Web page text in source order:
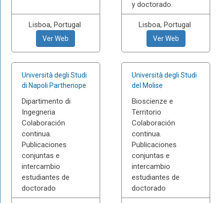
Lisboa, Portugal
Ver Web
y doctorado.
Lisboa, Portugal
Ver Web
Università degli Studi
di Napoli Parthenope
Dipartimento di
Ingegneria
Colaboración
continua.
Publicaciones
conjuntas e
intercambio
estudiantes de
doctorado
Università degli Studi
del Molise
Bioscienze e
Territorio
Colaboración
continua.
Publicaciones
conjuntas e
intercambio
estudiantes de
doctorado